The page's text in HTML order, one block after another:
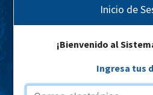
Inicio de
¡Bienvenido al
Ingresa tus